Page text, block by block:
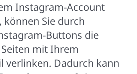
Instagram-Account
Sie durch
Buttons die
mit Ihrem
verlinken. Dadurch kann